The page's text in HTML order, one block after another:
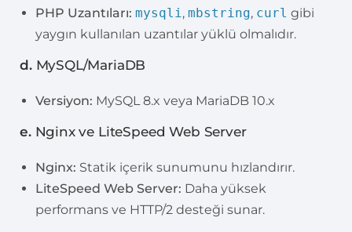
PHP Uzantıları: mysqli, mbstring, curl gibi
yaygın kullanılan uzantılar yüklü olmalıdır.
d. MySQL/MariaDB
Versiyon: MySQL 8.x veya MariaDB 10.x
e. Nginx ve LiteSpeed Web Server
Nginx: Statik içerik sunumunu hızlandırır.
LiteSpeed Web Server: Daha yüksek
performans ve HTTP/2 desteği sunar.